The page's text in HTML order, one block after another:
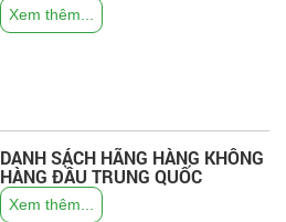
Xem thêm...
DANH SÁCH HÃNG HÀNG KHÔNG
HÀNG ĐẦU TRUNG QUỐC
Xem thêm...